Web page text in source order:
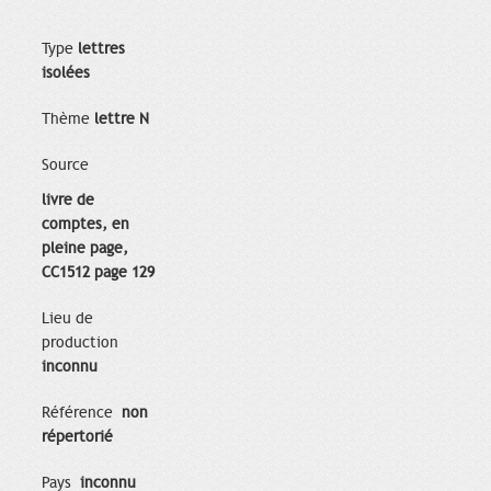
Type lettres
isolées
Thème lettre N
Source
livre de
comptes, en
pleine page,
CC1512 page 129
Lieu de
production
inconnu
Référence non
répertorié
Pays inconnu